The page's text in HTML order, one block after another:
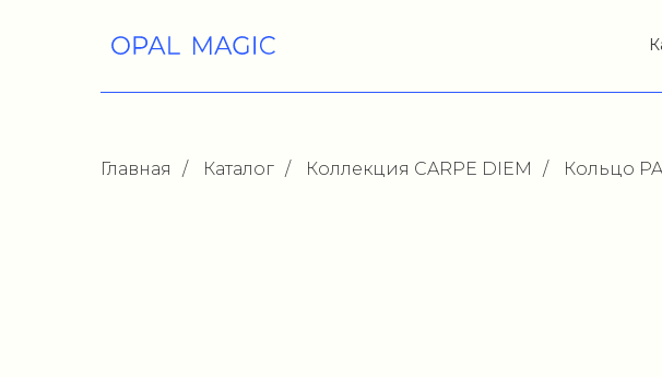
Главная / Каталог / Коллекция CARPE DIEM / Кольцо